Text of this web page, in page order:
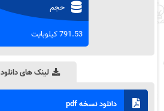
حجم
791.53 کیلوبایت
لینک های دانلود
دانلود نسخه pdf